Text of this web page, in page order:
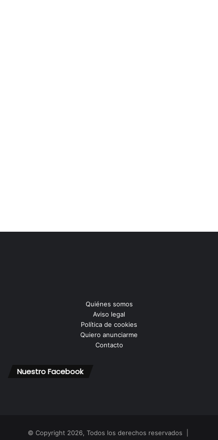
Quiénes somos
Aviso legal
Política de cookies
Quiero anunciarme
Contacto
Nuestro Facebook
© Copyright 2026, Todos los derechos reservados |